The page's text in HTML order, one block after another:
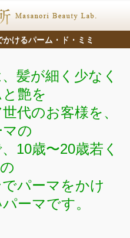
けるパーム・ド・ミミ
髪が細く少なく
艶を
代のお客様を、
の
10歳〜20歳若く
パーマをかけ
ーマです。